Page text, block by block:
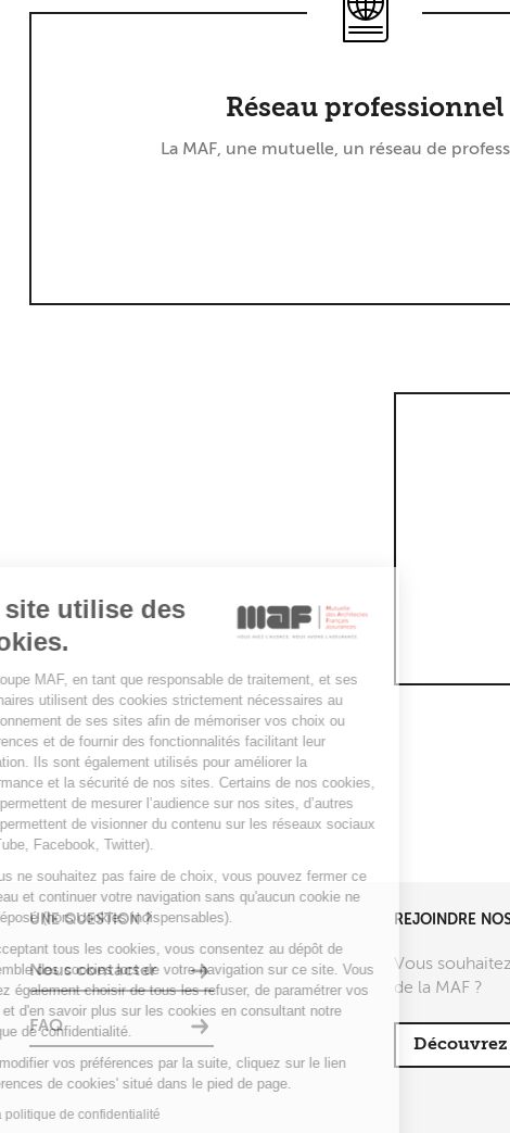
Ce site utilise des
cookies.
Le Groupe MAF, en tant que responsable de traitement, et ses
partenaires utilisent des cookies strictement nécessaires au
fonctionnement de ses sites afin de mémoriser vos choix ou
préférences et de fournir des fonctionnalités facilitant leur
utilisation. Ils sont également utilisés pour améliorer la
performance et la sécurité de nos sites. Certains de nos cookies,
nous permettent de mesurer l’audience sur nos sites, d’autres
vous permettent de visionner du contenu sur les réseaux sociaux
(YouTube, Facebook, Twitter).
Si vous ne souhaitez pas faire de choix, vous pouvez fermer ce
bandeau et continuer votre navigation sans qu'aucun cookie ne
soit déposé (hors cookies indispensables).
En acceptant tous les cookies, vous consentez au dépôt de
l’ensemble des cookies lors de votre navigation sur ce site. Vous
pouvez également choisir de tous les refuser, de paramétrer vos
choix et d'en savoir plus sur les cookies en consultant notre
politique de confidentialité.
Pour modifier vos préférences par la suite, cliquez sur le lien
'Préférences de cookies' situé dans le pied de page.
Lire la politique de confidentialité
Réseau professionnel
La MAF, une mutuelle, un réseau de
UNE QUESTION ?
Nous contacter
FAQ
REJOINDRE
Vous
de la MAF ?